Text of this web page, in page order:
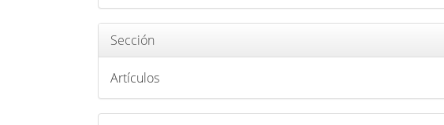
l
Sección
Artículos